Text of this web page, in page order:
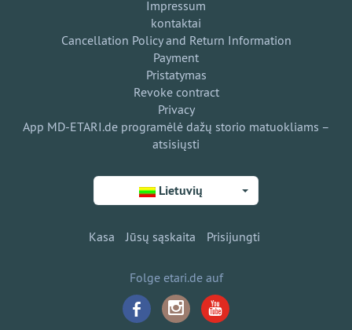
Impressum
kontaktai
Cancellation Policy and Return Information
Payment
Pristatymas
Revoke contract
Privacy
App MD-ETARI.de programėlė dažų storio matuokliams –
atsisiųsti
Lietuvių
Kasa Jūsų sąskaita Prisijungti
Folge etari.de auf